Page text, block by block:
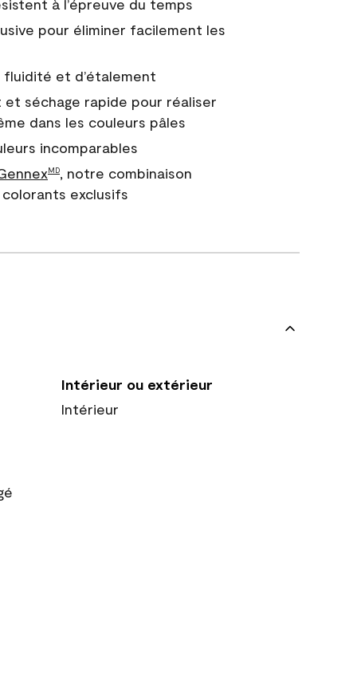
à l’épreuve du temps
pour éliminer facilement les
et d’étalement
séchage rapide pour réaliser
dans les couleurs pâles
incomparables
MD, notre combinaison
exclusifs
Intérieur ou extérieur
Intérieur